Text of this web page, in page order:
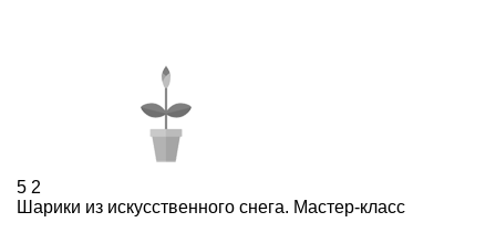
5 2
Шарики из искусственного снега. Мастер-класс